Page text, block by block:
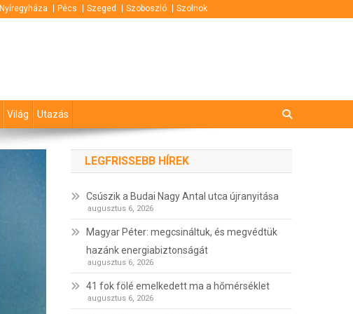
Nyíregyháza Pécs Szeged Szoboszló Szolnok
Világ Utazás
LEGFRISSEBB HÍREK
Csúszik a Budai Nagy Antal utca újranyitása
augusztus 6, 2026
Magyar Péter: megcsináltuk, és megvédtük
hazánk energiabiztonságát
augusztus 6, 2026
41 fok fölé emelkedett ma a hőmérséklet
augusztus 6, 2026